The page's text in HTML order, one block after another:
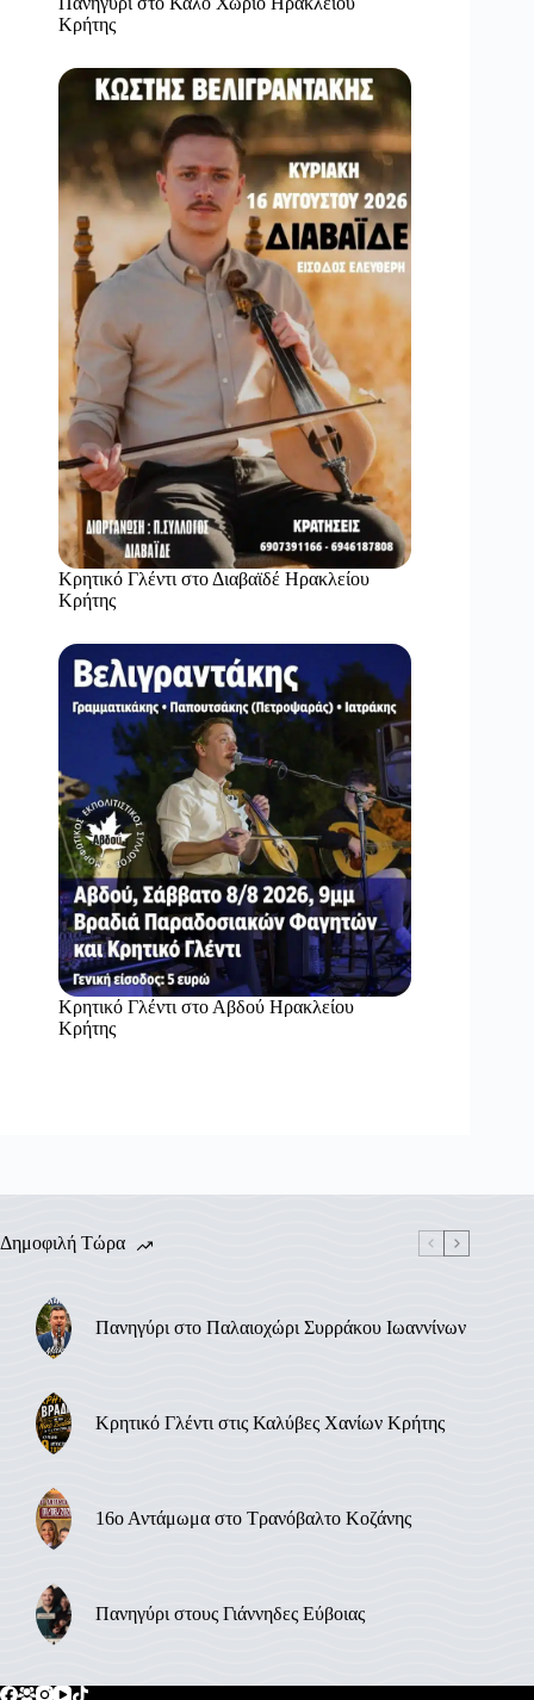
Κρήτης
Κρητικό Γλέντι στο Διαβαϊδέ Ηρακλείου
Κρήτης
Κρητικό Γλέντι στο Αβδού Ηρακλείου
Κρήτης
Δημοφιλή Τώρα
Πανηγύρι στο Παλαιοχώρι Συρράκου Ιωαννίνων
Κρητικό Γλέντι στις Καλύβες Χανίων Κρήτης
16ο Αντάμωμα στο Τρανόβαλτο Κοζάνης
Πανηγύρι στους Γιάννηδες Εύβοιας